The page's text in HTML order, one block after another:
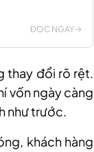
ĐỌC NGAY
thay đổi rõ rệt.
vốn ngày càng
như trước.
khách hàng